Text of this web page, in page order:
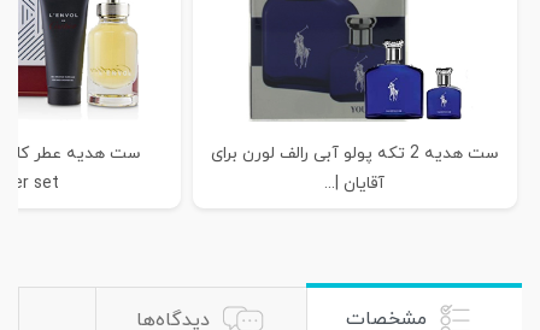
ست هدیه 2 تکه پولو آبی رالف لورن برای
آقایان |...
set
مشخصات دیدگاه‌ها